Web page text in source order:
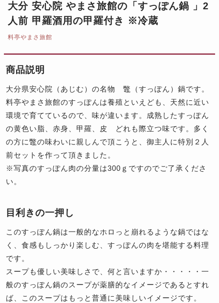
大分 安心院 やまさ旅館の「すっぽん鍋 」2
人前 甲羅酒用の甲羅付き ※冷蔵
料亭やまさ旅館
商品説明
大分県安心院（あじむ）の名物 鼈（すっぽん）鍋です。
料亭やまさ旅館のすっぽんは養殖といえども、天然に近い
環境で育てているので、味が違います。成熟したすっぽん
の黄色い脂、赤身、甲羅、皮 どれも際立つ味です。多く
の方に鼈の味わいに親しんで頂こうと、御主人に特別２人
前セットを作って頂きました。
※写真のすっぽん肉の分量は300ｇですのでご了承くださ
い。
目利きの一押し
このすっぽん鍋は一般的なホロっと崩れるような鍋ではな
く、食感もしっかり楽しむ、すっぽんの肉を堪能する料理
です。
スープも優しい美味しさで、何と言いますか・・・・・一
般のすっぽん鍋のスープが薬膳的なイメージであるとすれ
ば、このスープはもっと普通に美味しいイメージです。